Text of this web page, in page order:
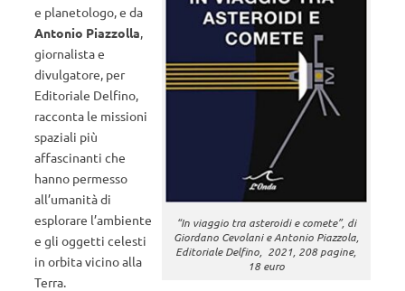
“In viaggio tra asteroidi e comete”, di
Giordano Cevolani e Antonio Piazzola,
Editoriale Delfino, 2021, 208 pagine,
18 euro
e planetologo, e da
Antonio Piazzolla,
giornalista e
divulgatore, per
Editoriale Delfino,
racconta le missioni
spaziali più
affascinanti che
hanno permesso
all’umanità di
esplorare l’ambiente
e gli oggetti celesti
in orbita vicino alla
Terra.